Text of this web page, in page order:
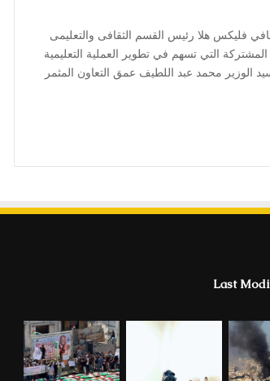
فليكس هلا رئيس القسم الثقافى والتعليمى
التي تسهم في تطوير العملية التعليمية
الوزير محمد عبد اللطيف عمق التعاون المثمر
Last